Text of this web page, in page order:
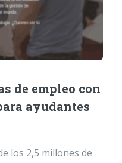
de empleo con
ayudantes
los 2,5 millones de